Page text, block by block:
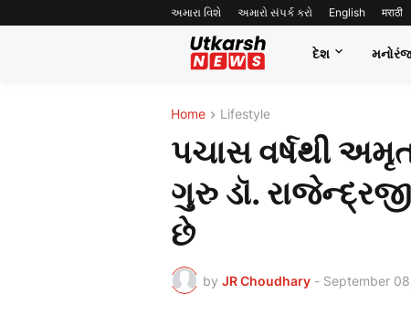
અમારા વિશે અમારો સંપર્ક કરો English मराठी
દેશ
Home Lifestyle
પચાસ વર્ષથી
ગુરુ ડૉ.
છે
by JR Choudhary - September